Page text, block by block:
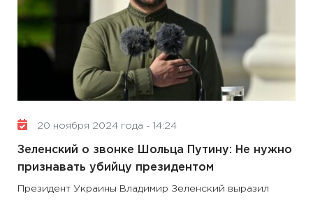
20 ноября 2024 года - 14:24
Зеленский о звонке Шольца Путину: Не нужно
признавать убийцу президентом
Президент Украины Владимир Зеленский выразил